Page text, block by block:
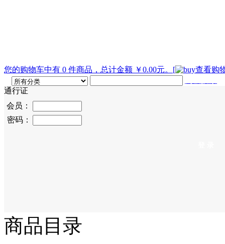
您的购物车中有 0 件商品，总计金额 ￥0.00元。 [
查看购
通行证
会员：
密码：
商品目录